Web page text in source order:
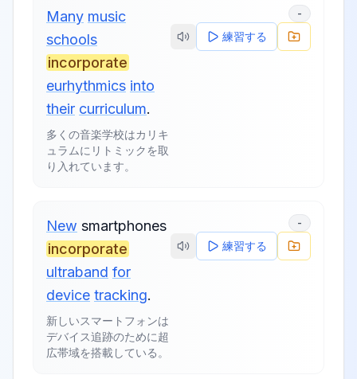
Many music
schools
incorporate
eurhythmics into
their curriculum.
多くの音楽学校はカリキ
ュラムにリトミックを取
り入れています。
-
練習する
New smartphones
incorporate
ultraband for
device tracking.
新しいスマートフォンは
デバイス追跡のために超
広帯域を搭載している。
-
練習する